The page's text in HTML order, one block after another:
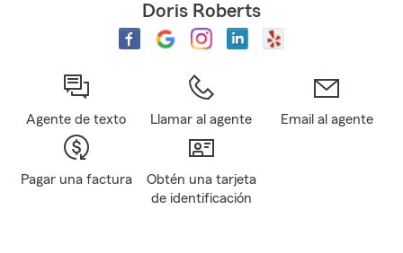
Doris Roberts
Agente de texto Llamar al agente Email al agente
Pagar una factura
Obtén una tarjeta
de identificación